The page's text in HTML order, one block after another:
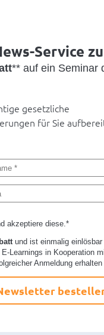
Service
** auf ein Seminar
gesetzliche
für Sie
akzeptiere diese.*
und ist einmalig
Learnings in Kooperation
Anmeldung